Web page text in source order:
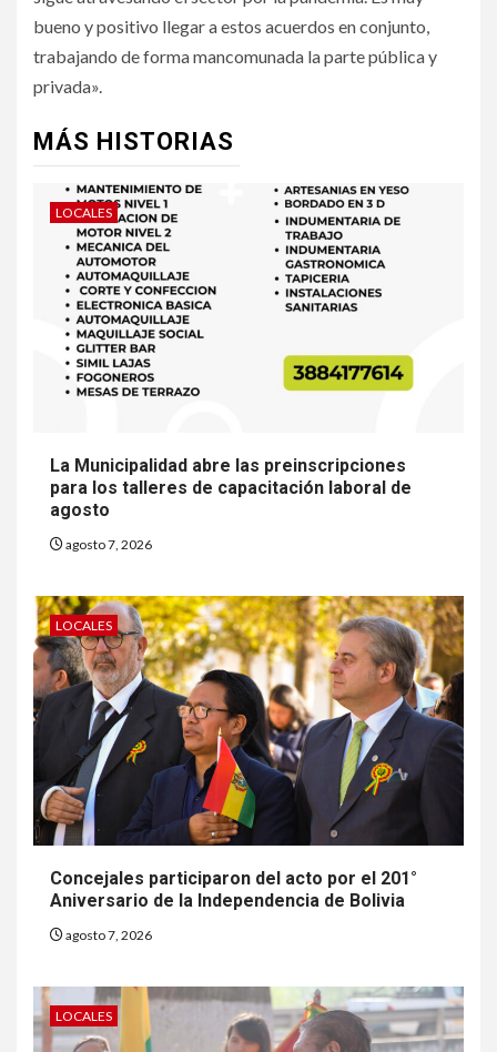
bueno y positivo llegar a estos acuerdos en conjunto,
trabajando de forma mancomunada la parte pública y
privada».
MÁS HISTORIAS
LOCALES
La Municipalidad abre las preinscripciones
para los talleres de capacitación laboral de
agosto
agosto 7, 2026
LOCALES
Concejales participaron del acto por el 201°
Aniversario de la Independencia de Bolivia
agosto 7, 2026
LOCALES